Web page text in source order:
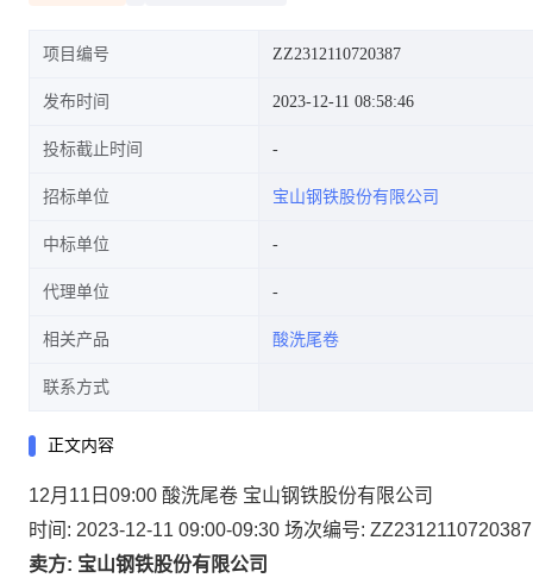
项目编号 ZZ2312110720387
发布时间 2023-12-11 08:58:46
投标截止时间
招标单位 宝山钢铁股份有限公司
中标单位
代理单位
相关产品 酸洗尾卷
联系方式
正文内容
12月11日09:00 酸洗尾卷 宝山钢铁股份有限公司
时间: 2023-12-11 09:00-09:30 场次编号: ZZ2312110720387
卖方: 宝山钢铁股份有限公司